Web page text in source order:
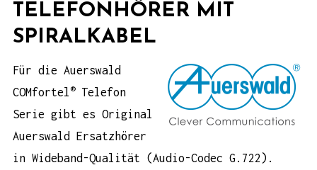
TELEFONHÖRER MIT
SPIRALKABEL
Für die Auerswald
COMfortel ®Telefon
Serie gibt es Original
Auerswald Ersatzhörer
in Wideband-Qualität (Audio-Codec G.722).